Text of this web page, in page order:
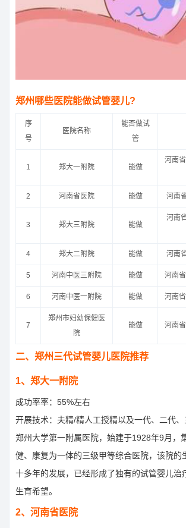
郑州哪些医院能做试管婴儿?
序
号
医院名称
能否做试
管
1 郑大一附院 能做
河南
2 河南省医院 能做 河南
3 郑大三附院 能做
河南
4 郑大二附院 能做 河南
5 河南中医三附院 能做 河南
6 河南中医一附院 能做 河南
7
郑州市妇幼保健医
院
能做 河南
二、郑州三代试管婴儿医院推荐
1、郑大一附院
成功率率：55%左右
开展技术：夫精/精人工授精以及一代、二代
郑州大学第一附属医院，始建于1928年9月，
健、康复为一体的三级甲等综合医院，该院
十多年的发展，已经形成了独有的试管婴儿
生育希望。
2、河南省医院